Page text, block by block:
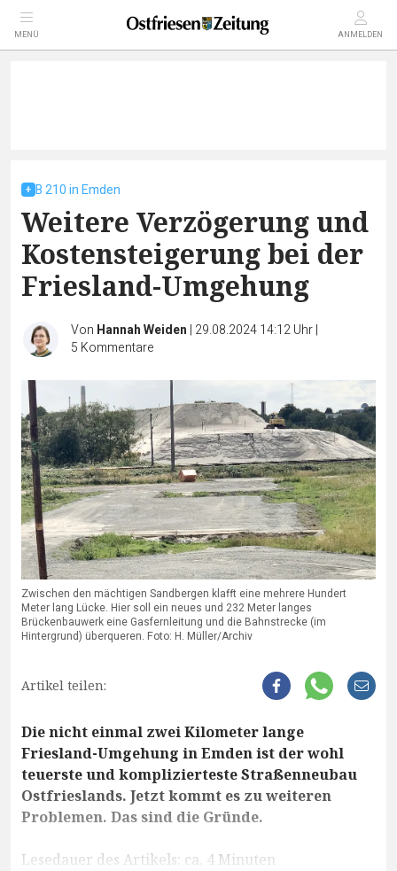
MENÜ ANMELDEN
B 210 in Emden
Weitere Verzögerung und
Kostensteigerung bei der
Friesland-Umgehung
Von Hannah Weiden | 29.08.2024 14:12 Uhr|
5 Kommentare
Zwischen den mächtigen Sandbergen klafft eine mehrere Hundert
Meter lang Lücke. Hier soll ein neues und 232 Meter langes
Brückenbauwerk eine Gasfernleitung und die Bahnstrecke (im
Hintergrund) überqueren. Foto: H. Müller/Archiv
Artikel teilen:
Die nicht einmal zwei Kilometer lange
Friesland-Umgehung in Emden ist der wohl
teuerste und komplizierteste Straßenneubau
Ostfrieslands. Jetzt kommt es zu weiteren
Problemen. Das sind die Gründe.
Lesedauer des Artikels: ca. 4 Minuten